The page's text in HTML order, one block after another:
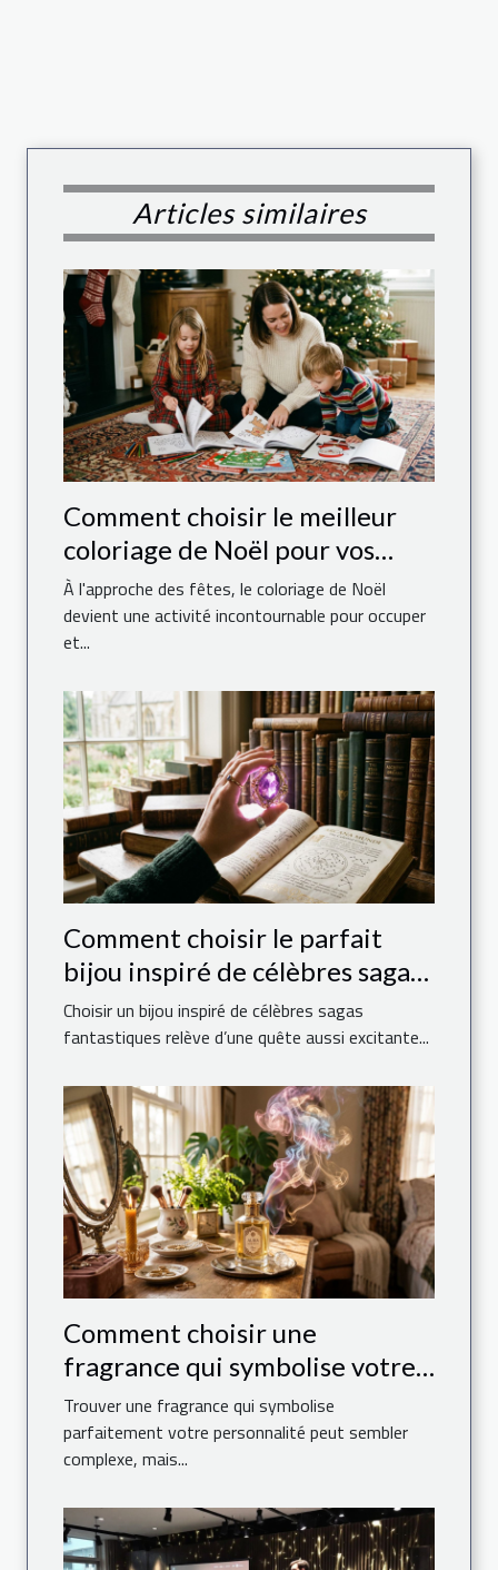
Articles similaires
Comment choisir le meilleur
coloriage de Noël pour vos
enfants ?
À l'approche des fêtes, le coloriage de Noël
devient une activité incontournable pour occuper
et...
Comment choisir le parfait
bijou inspiré de célèbres sagas
fantastiques ?
Choisir un bijou inspiré de célèbres sagas
fantastiques relève d’une quête aussi excitante...
Comment choisir une
fragrance qui symbolise votre
personnalité ?
Trouver une fragrance qui symbolise
parfaitement votre personnalité peut sembler
complexe, mais...